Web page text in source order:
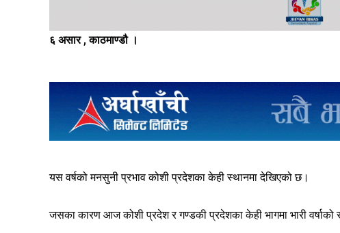
६ असार , काठमाण्डौ ।
यस वर्षको मनसुनी प्रभाव कोशी प्रदेशका केही स्थानमा देखिएको छ।
जसका कारण आज कोशी प्रदेश र गण्डकी प्रदेशका केही भागमा भारी वर्षाको